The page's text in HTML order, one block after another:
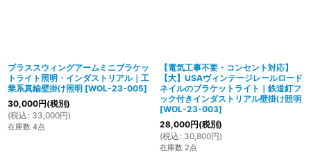
ブラススウィングアームミニブラケッ
トライト照明・インダストリアル｜工
業系真鍮壁掛け照明 [WOL-23-005]
30,000円(税別)
(税込 : 33,000円)
在庫数 4点
【電気工事不要・コンセント対応】
【大】USAヴィンテージレールロード
ネイルのブラケットライト｜鉄道釘フ
ック付きインダストリアル壁掛け照明
[WOL-23-003]
28,000円(税別)
(税込 : 30,800円)
在庫数 2点